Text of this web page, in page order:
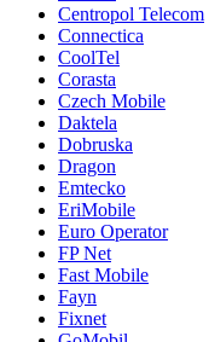
Centropol Telecom
Connectica
CoolTel
Corasta
Czech Mobile
Daktela
Dobruska
Dragon
Emtecko
EriMobile
Euro Operator
FP Net
Fast Mobile
Fayn
Fixnet